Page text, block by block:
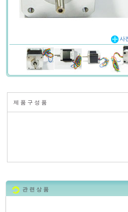
사
제 품 구 성 품
관 련 상 품